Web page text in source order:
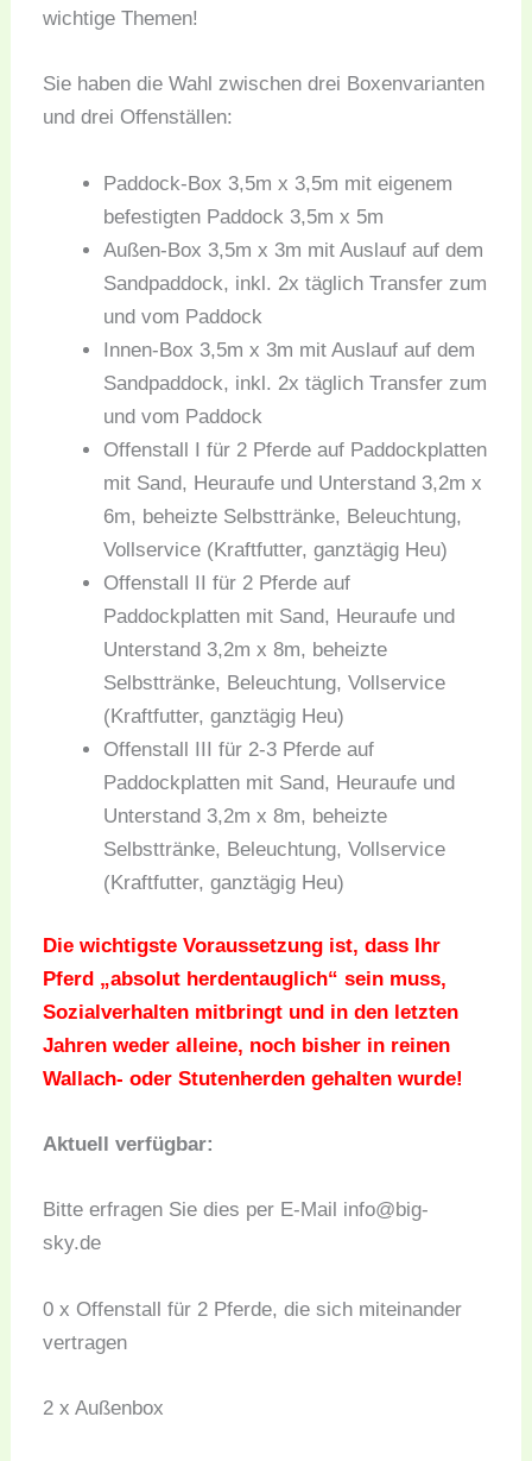
wichtige Themen!
Sie haben die Wahl zwischen drei Boxenvarianten
und drei Offenställen:
Paddock-Box 3,5m x 3,5m mit eigenem
befestigten Paddock 3,5m x 5m
Außen-Box 3,5m x 3m mit Auslauf auf dem
Sandpaddock, inkl. 2x täglich Transfer zum
und vom Paddock
Innen-Box 3,5m x 3m mit Auslauf auf dem
Sandpaddock, inkl. 2x täglich Transfer zum
und vom Paddock
Offenstall I für 2 Pferde auf Paddockplatten
mit Sand, Heuraufe und Unterstand 3,2m x
6m, beheizte Selbsttränke, Beleuchtung,
Vollservice (Kraftfutter, ganztägig Heu)
Offenstall II für 2 Pferde auf
Paddockplatten mit Sand, Heuraufe und
Unterstand 3,2m x 8m, beheizte
Selbsttränke, Beleuchtung, Vollservice
(Kraftfutter, ganztägig Heu)
Offenstall III für 2-3 Pferde auf
Paddockplatten mit Sand, Heuraufe und
Unterstand 3,2m x 8m, beheizte
Selbsttränke, Beleuchtung, Vollservice
(Kraftfutter, ganztägig Heu)
Die wichtigste Voraussetzung ist, dass Ihr
Pferd „absolut herdentauglich“ sein muss,
Sozialverhalten mitbringt und in den letzten
Jahren weder alleine, noch bisher in reinen
Wallach- oder Stutenherden gehalten wurde!
Aktuell verfügbar:
Bitte erfragen Sie dies per E-Mail info@big-
sky.de
0 x Offenstall für 2 Pferde, die sich miteinander
vertragen
2 x Außenbox